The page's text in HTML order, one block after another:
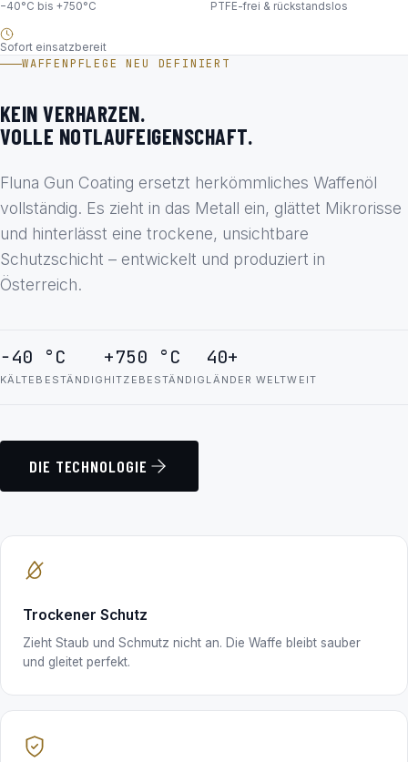
−40°C bis +750°C PTFE-frei & rückstandslos
Sofort einsatzbereit
WAFFENPFLEGE NEU DEFINIERT
KEIN VERHARZEN.
VOLLE NOTLAUFEIGENSCHAFT.
Fluna Gun Coating ersetzt herkömmliches Waffenöl
vollständig. Es zieht in das Metall ein, glättet Mikrorisse
und hinterlässt eine trockene, unsichtbare
Schutzschicht – entwickelt und produziert in
Österreich.
−40 °C
KÄLTEBESTÄNDIG
+750 °C
HITZEBESTÄNDIG
40+
LÄNDER WELTWEIT
DIE TECHNOLOGIE
Trockener Schutz
Zieht Staub und Schmutz nicht an. Die Waffe bleibt sauber
und gleitet perfekt.